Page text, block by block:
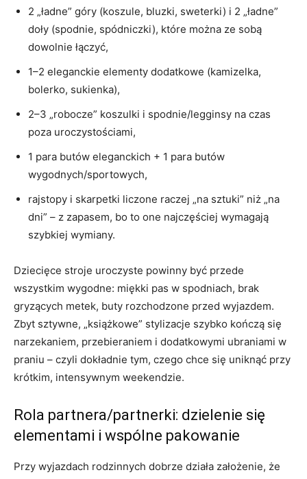
2 „ładne” góry (koszule, bluzki, sweterki) i 2 „ładne”
doły (spodnie, spódniczki), które można ze sobą
dowolnie łączyć,
1–2 eleganckie elementy dodatkowe (kamizelka,
bolerko, sukienka),
2–3 „robocze” koszulki i spodnie/legginsy na czas
poza uroczystościami,
1 para butów eleganckich + 1 para butów
wygodnych/sportowych,
rajstopy i skarpetki liczone raczej „na sztuki” niż „na
dni” – z zapasem, bo to one najczęściej wymagają
szybkiej wymiany.
Dziecięce stroje uroczyste powinny być przede
wszystkim wygodne: miękki pas w spodniach, brak
gryzących metek, buty rozchodzone przed wyjazdem.
Zbyt sztywne, „książkowe” stylizacje szybko kończą się
narzekaniem, przebieraniem i dodatkowymi ubraniami w
praniu – czyli dokładnie tym, czego chce się uniknąć przy
krótkim, intensywnym weekendzie.
Rola partnera/partnerki: dzielenie się
elementami i wspólne pakowanie
Przy wyjazdach rodzinnych dobrze działa założenie, że